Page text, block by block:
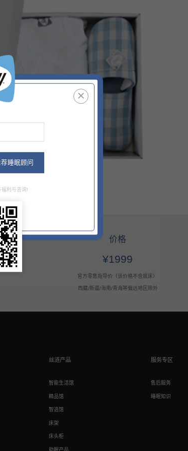
价格
¥1999
官方零售指导价（该价格不含底床）
西藏/新疆/海南/青海等偏远地区除外
丝涟产品
智能生活馆
精品馆
智选馆
床架
床头柜
助眠产品
服务专区
售后服务
睡眠知识
睡眠顾问
福利与咨询!